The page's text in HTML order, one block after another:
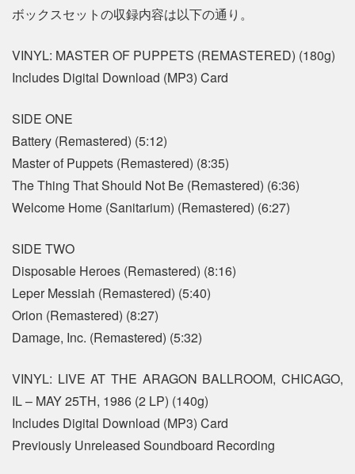
ボックスセットの収録内容は以下の通り。
VINYL: MASTER OF PUPPETS (REMASTERED) (180g)
Includes Digital Download (MP3) Card
SIDE ONE
Battery (Remastered) (5:12)
Master of Puppets (Remastered) (8:35)
The Thing That Should Not Be (Remastered) (6:36)
Welcome Home (Sanitarium) (Remastered) (6:27)
SIDE TWO
Disposable Heroes (Remastered) (8:16)
Leper Messiah (Remastered) (5:40)
Orion (Remastered) (8:27)
Damage, Inc. (Remastered) (5:32)
VINYL: LIVE AT THE ARAGON BALLROOM, CHICAGO,
IL – MAY 25TH, 1986 (2 LP) (140g)
Includes Digital Download (MP3) Card
Previously Unreleased Soundboard Recording